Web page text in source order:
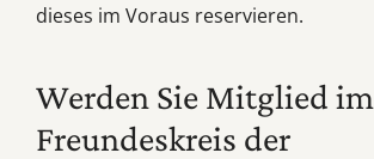
dieses im Voraus reservieren.
Werden Sie Mitglied im
Freundeskreis der